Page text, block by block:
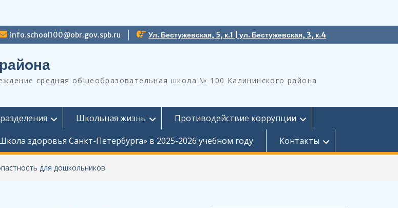
info.school100@obr.gov.spb.ru Ул. Бестужевская, 5, к.1 | ул. Бестужевская, 3, к.4
средняя общеобразовательная школа № 100 Калининского района
Школьная жизнь
Противодействие коррупции
здоровья Санкт-Петербурга» в 2025-2026 учебном году Контакты
для дошкольников